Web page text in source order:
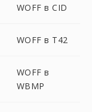
WOFF в CID
WOFF в T42
WOFF в
WBMP